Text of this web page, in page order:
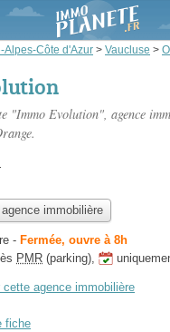
Alpes-Côte d'Azur > Vaucluse >
"Immo Evolution", agence
immobilière
- Fermée, ouvre à 8h
PMR (parking),
cette agence immobilière
fiche